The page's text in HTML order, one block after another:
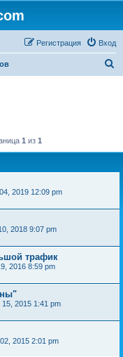
Вход
Регистрация
1 из 1
2019 12:09 pm
2018 9:07 pm
трафик
2016 8:59 pm
2015 1:41 pm
2015 2:01 pm